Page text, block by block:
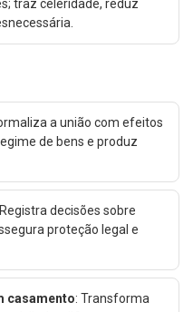
traz celeridade, reduz
a união com efeitos
de bens e produz
decisões sobre
proteção legal e
casamento: Transforma